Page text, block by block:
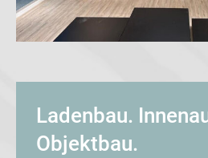
Ladenbau.
Objektbau.